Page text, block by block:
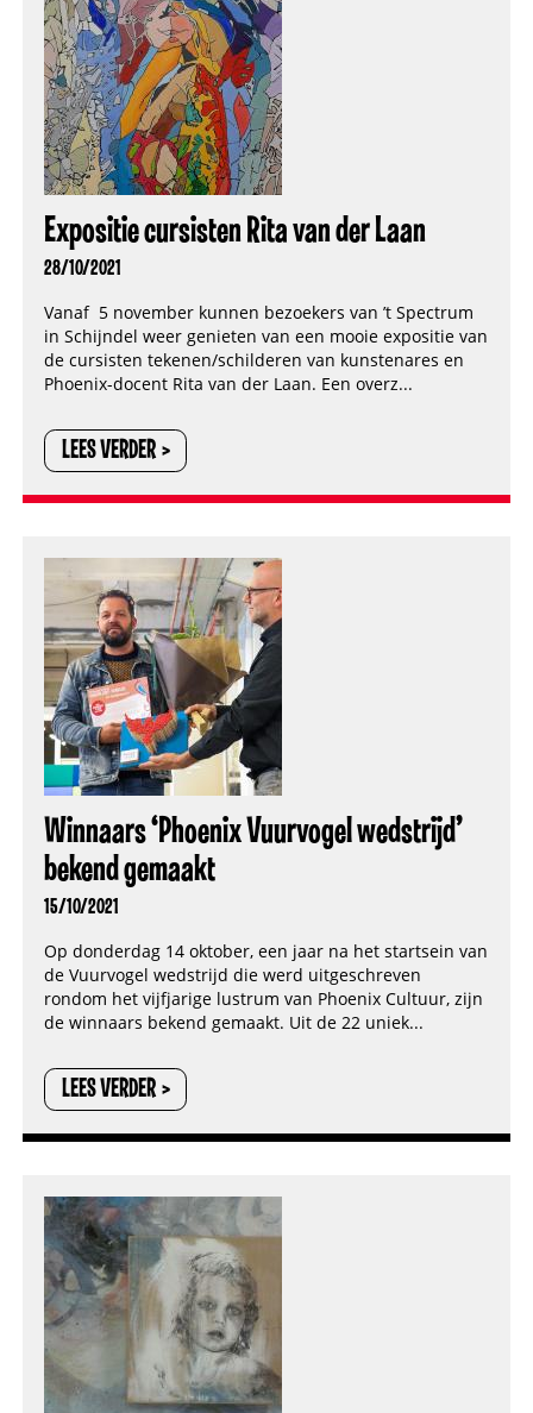
Expositie cursisten Rita van der Laan
28/10/2021
Vanaf 5 november kunnen bezoekers van ’t Spectrum
in Schijndel weer genieten van een mooie expositie van
de cursisten tekenen/schilderen van kunstenares en
Phoenix-docent Rita van der Laan. Een overz...
LEES VERDER
Winnaars ‘Phoenix Vuurvogel wedstrijd’
bekend gemaakt
15/10/2021
Op donderdag 14 oktober, een jaar na het startsein van
de Vuurvogel wedstrijd die werd uitgeschreven
rondom het vijfjarige lustrum van Phoenix Cultuur, zijn
de winnaars bekend gemaakt. Uit de 22 uniek...
LEES VERDER